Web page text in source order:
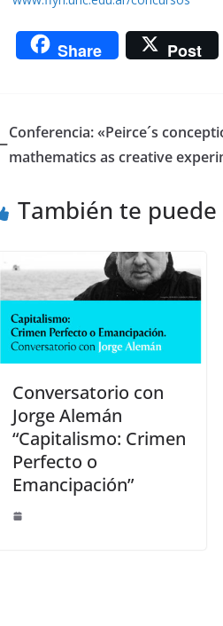
Share Post
Conferencia: «Peirce´s
mathematics as creative
También te
Conversatorio con
Jorge Alemán
“Capitalismo: Crimen
Perfecto o
Emancipación”